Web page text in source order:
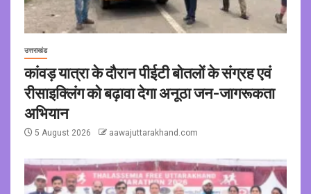
उत्तराखंड
कांवड़ यात्रा के दौरान पीईटी बोतलों के संग्रह एवं
रीसाइक्लिंग को बढ़ावा देगा अनूठा जन-जागरूकता
अभियान
5 August 2026 aawajuttarakhand.com